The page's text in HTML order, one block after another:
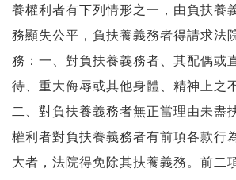
養權利者有下列情形之一，由負扶養
務顯失公平，負扶養義務者得請求法
務：一、對負扶養義務者、其配偶或
待、重大侮辱或其他身體、精神上之
二、對負扶養義務者無正當理由未盡
權利者對負扶養義務者有前項各款行
大者，法院得免除其扶養義務。前二